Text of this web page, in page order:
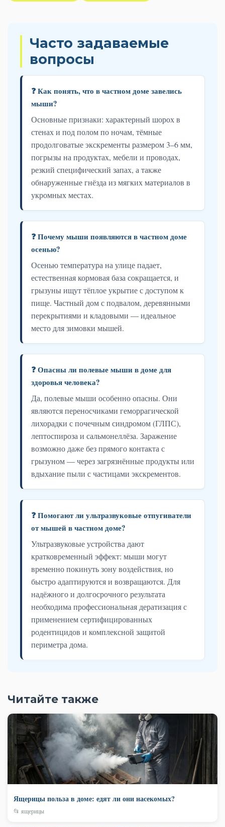
Часто задаваемые
вопросы
❓ Как понять, что в частном доме завелись
мыши?
Основные признаки: характерный шорох в
стенах и под полом по ночам, тёмные
продолговатые экскременты размером 3–6 мм,
погрызы на продуктах, мебели и проводах,
резкий специфический запах, а также
обнаруженные гнёзда из мягких материалов в
укромных местах.
❓ Почему мыши появляются в частном доме
осенью?
Осенью температура на улице падает,
естественная кормовая база сокращается, и
грызуны ищут тёплое укрытие с доступом к
пище. Частный дом с подвалом, деревянными
перекрытиями и кладовыми — идеальное
место для зимовки мышей.
❓ Опасны ли полевые мыши в доме для
здоровья человека?
Да, полевые мыши особенно опасны. Они
являются переносчиками геморрагической
лихорадки с почечным синдромом (ГЛПС),
лептоспироза и сальмонеллёза. Заражение
возможно даже без прямого контакта с
грызуном — через загрязнённые продукты или
вдыхание пыли с частицами экскрементов.
❓ Помогают ли ультразвуковые отпугиватели
от мышей в частном доме?
Ультразвуковые устройства дают
кратковременный эффект: мыши могут
временно покинуть зону воздействия, но
быстро адаптируются и возвращаются. Для
надёжного и долгосрочного результата
необходима профессиональная дератизация с
применением сертифицированных
родентицидов и комплексной защитой
периметра дома.
Читайте также
Ящерицы польза в доме: едят ли они насекомых?
📂 ящерицы